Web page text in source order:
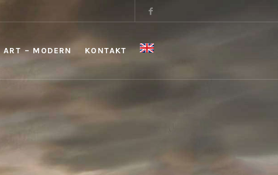
ART – MODERN KONTAKT